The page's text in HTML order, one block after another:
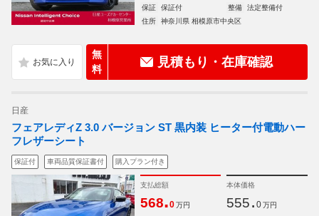
保証
保証付 整備
法定整備付
住所
神奈川県 相模原市中央区
無
料
見積もり・在庫確認
日産
フェアレディZ 3.0 バージョン ST 黒内装 ヒーター付電動ハー
フレザーシート
保証付 車両品質保証書付 購入プラン付き
支払総額
568.0 万円
本体価格
555. 0 万円